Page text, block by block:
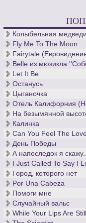
Колыбельная
Fly Me To The Moon
Fairytale
Belle из мюзикла
Let It Be
Останусь
Цыганочка
Отель Калифорния
На безымянной
Калинка
Can You Feel The
День Победы
А напоследок я скажу...
I Just Called To Say I
Город, которого нет
Por Una Cabeza
Помоги мне
Случайный вальс
While Your Lips Are